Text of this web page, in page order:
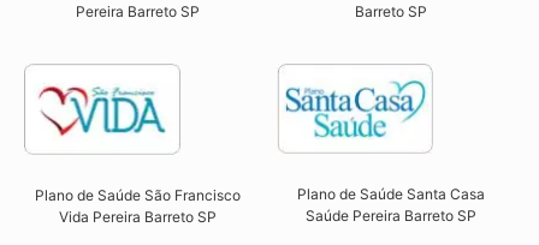
Pereira Barreto SP​
Barreto SP​
Plano de Saúde São Francisco
Vida Pereira Barreto SP​
Plano de Saúde Santa Casa
Saúde Pereira Barreto SP​